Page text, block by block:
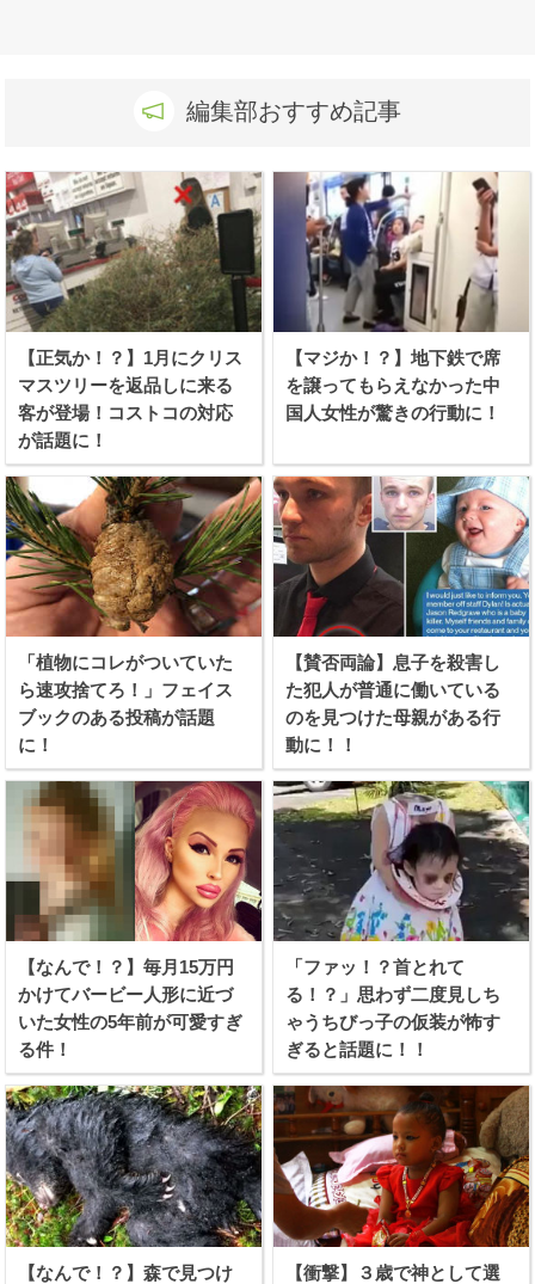
編集部おすすめ記事
【正気か！？】1月にクリス
マスツリーを返品しに来る
客が登場！コストコの対応
が話題に！
【マジか！？】地下鉄で席
を譲ってもらえなかった中
国人女性が驚きの行動に！
「植物にコレがついていた
ら速攻捨てろ！」フェイス
ブックのある投稿が話題
に！
【賛否両論】息子を殺害し
た犯人が普通に働いている
のを見つけた母親がある行
動に！！
【なんで！？】毎月15万円
かけてバービー人形に近づ
いた女性の5年前が可愛すぎ
る件！
「ファッ！？首とれて
る！？」思わず二度見しち
ゃうちびっ子の仮装が怖す
ぎると話題に！！
【なんで！？】森で見つけ
【衝撃】３歳で神として選